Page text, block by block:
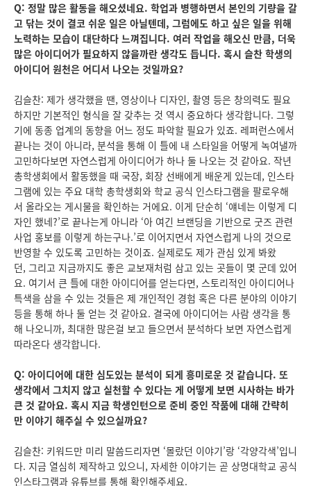
Q: 정말 많은 활동을 해오셨네요. 학업과 병행하면서 본인의 기량을 갈
고 닦는 것이 결코 쉬운 일은 아닐텐데, 그럼에도 하고 싶은 일을 위해
노력하는 모습이 대단하다 느껴집니다. 여러 작업을 해오신 만큼, 더욱
많은 아이디어가 필요하지 않을까란 생각도 듭니다. 혹시 슬찬 학생의
아이디어 원천은 어디서 나오는 것일까요?
김슬찬: 제가 생각했을 땐, 영상이나 디자인, 촬영 등은 창의력도 필요
하지만 기본적인 형식을 잘 갖추는 것 역시 중요하다 생각합니다. 그렇
기에 동종 업계의 동향을 어느 정도 파악할 필요가 있죠. 레퍼런스에서
끝나는 것이 아니라, 분석을 통해 이 틀에 내 스타일을 어떻게 녹여낼까
고민하다보면 자연스럽게 아이디어가 하나 둘 나오는 것 같아요. 작년
총학생회에서 활동했을 때 국장, 회장 선배에게 배운게 있는데, 인스타
그램에 있는 주요 대학 총학생회와 학교 공식 인스타그램을 팔로우해
서 올라오는 게시물을 확인하는 거에요. 이게 단순히 ‘얘네는 이렇게 디
자인 했네?’로 끝나는게 아니라 ‘아 여긴 브랜딩을 기반으로 굿즈 관련
사업 홍보를 이렇게 하는구나.’로 이어지면서 자연스럽게 나의 것으로
반영할 수 있도록 고민하는 것이죠. 실제로도 제가 관심 있게 봐왔
던, 그리고 지금까지도 좋은 교보재처럼 삼고 있는 곳들이 몇 군데 있어
요. 여기서 큰 틀에 대한 아이디어를 얻는다면, 스토리적인 아이디어나
특색을 삼을 수 있는 것들은 제 개인적인 경험 혹은 다른 분야의 이야기
등을 통해 하나 둘 얻는 것 같아요. 결국에 아이디어는 사람 생각을 통
해 나오니까, 최대한 많은걸 보고 들으면서 분석하다 보면 자연스럽게
따라온다 생각합니다.
Q: 아이디어에 대한 심도있는 분석이 되게 흥미로운 것 같습니다. 또
생각에서 그치지 않고 실천할 수 있다는 게 어떻게 보면 시사하는 바가
큰 것 같아요. 혹시 지금 학생인턴으로 준비 중인 작품에 대해 간략히
만 이야기 해주실 수 있으실까요?
김슬찬: 키워드만 미리 말씀드리자면 ‘몰랐던 이야기’랑 ‘각양각색’입니
다. 지금 열심히 제작하고 있으니, 자세한 이야기는 곧 상명대학교 공식
인스타그램과 유튜브를 통해 확인해주세요.